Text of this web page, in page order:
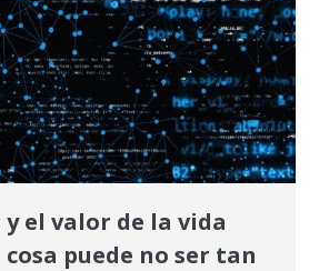
el valor de la vida
puede no ser tan